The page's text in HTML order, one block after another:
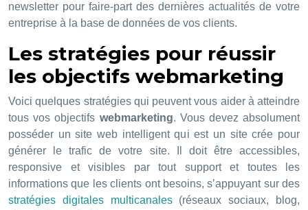
newsletter pour faire-part des dernières actualités de votre
entreprise à la base de données de vos clients.
Les stratégies pour réussir
les objectifs webmarketing
Voici quelques stratégies qui peuvent vous aider à atteindre
tous vos objectifs webmarketing. Vous devez absolument
posséder un site web intelligent qui est un site crée pour
générer le trafic de votre site. Il doit être accessibles,
responsive et visibles par tout support et toutes les
informations que les clients ont besoins, s’appuyant sur des
stratégies digitales multicanales(réseaux sociaux, blog,